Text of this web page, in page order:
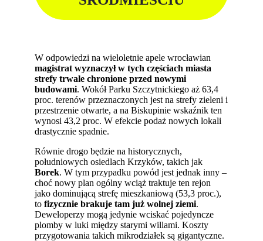
W odpowiedzi na wieloletnie apele wrocławian
magistrat wyznaczył w tych częściach miasta
strefy trwale chronione przed nowymi
budowami. Wokół Parku Szczytnickiego aż 63,4
proc. terenów przeznaczonych jest na strefy zieleni i
przestrzenie otwarte, a na Biskupinie wskaźnik ten
wynosi 43,2 proc. W efekcie podaż nowych lokali
drastycznie spadnie.
Równie drogo będzie na historycznych,
południowych osiedlach Krzyków, takich jak
Borek. W tym przypadku powód jest jednak inny –
choć nowy plan ogólny wciąż traktuje ten rejon
jako dominującą strefę mieszkaniową (53,3 proc.),
tofizycznie brakuje tam już wolnej ziemi.
Deweloperzy mogą jedynie wciskać pojedyncze
plomby w luki między starymi willami. Koszty
przygotowania takich mikrodziałek są gigantyczne.